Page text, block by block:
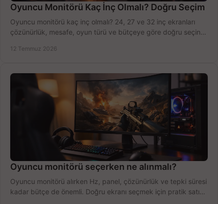
Oyuncu Monitörü Kaç İnç Olmalı? Doğru Seçim
Oyuncu monitörü kaç inç olmalı? 24, 27 ve 32 inç ekranları
çözünürlük, mesafe, oyun türü ve bütçeye göre doğru seçin,
12 Temmuz 2026
Oyuncu monitörü seçerken ne alınmalı?
Oyuncu monitörü alırken Hz, panel, çözünürlük ve tepki süresi
kadar bütçe de önemli. Doğru ekranı seçmek için pratik satın